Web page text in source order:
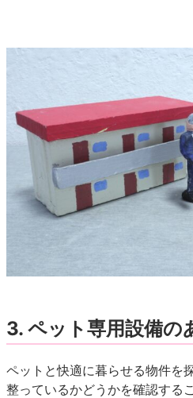
3. ペット専用設備の
ペットと快適に暮らせる物件を
整っているかどうかを確認する